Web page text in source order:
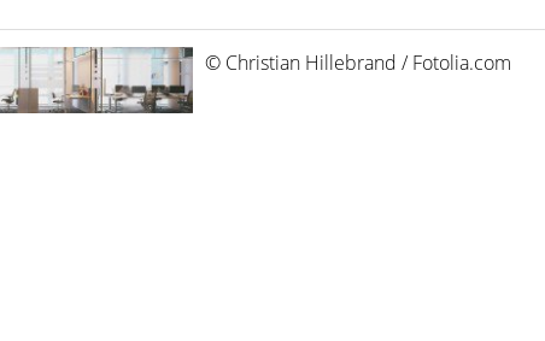
© Christian Hillebrand / Fotolia.com